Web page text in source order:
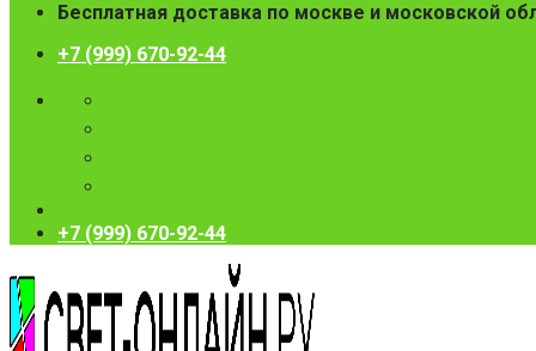
Бесплатная доставка по москве и московской
+7 (999) 670-92-44
+7 (999) 670-92-44